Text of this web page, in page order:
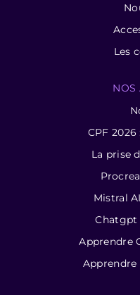
Les
NOS
CPF
La prise
Mistral
Chatgpt
Apprendre
Apprendre